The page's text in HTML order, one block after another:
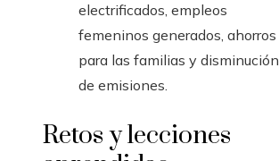
electrificados, empleos
femeninos generados, ahorros
para las familias y disminución
de emisiones.
Retos y lecciones